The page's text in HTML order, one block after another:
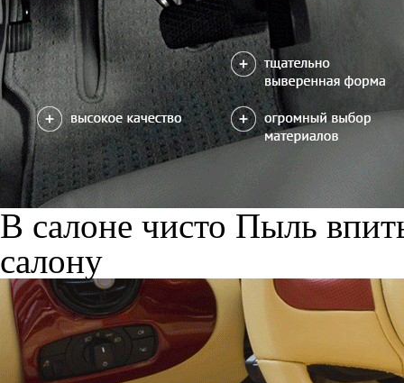
В салоне чисто Пыль
салону